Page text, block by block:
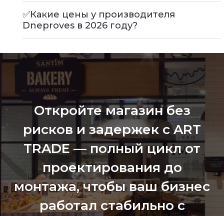
✅Какие цены у производителя
Dneproves в 2026 году?
Откройте магазин без
рисков и задержек с ART
TRADE — полный цикл от
проектирования до
монтажа, чтобы ваш бизнес
работал стабильно с